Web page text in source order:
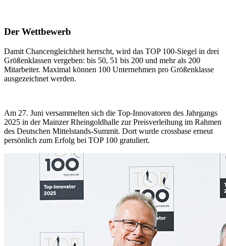
Der Wettbewerb
Damit Chancengleichheit herrscht, wird das TOP 100-Siegel in drei
Größenklassen vergeben: bis 50, 51 bis 200 und mehr als 200
Mitarbeiter. Maximal können 100 Unternehmen pro Größenklasse
ausgezeichnet werden.
Am 27. Juni versammelten sich die Top-Innovatoren des Jahrgangs
2025 in der Mainzer Rheingoldhalle zur Preisverleihung im Rahmen
des Deutschen Mittelstands-Summit. Dort wurde crossbase erneut
persönlich zum Erfolg bei TOP 100 gratuliert.